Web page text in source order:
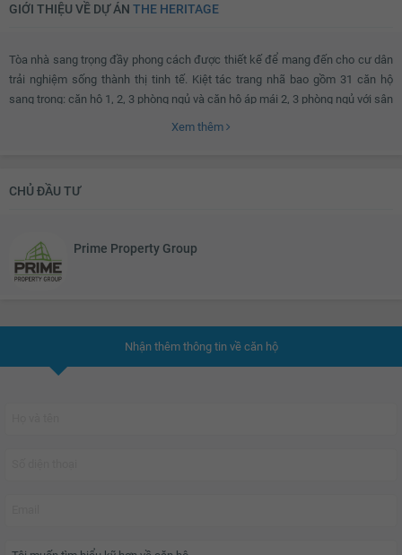
GIỚI THIỆU VỀ DỰ ÁN THE HERITAGE
Tòa nhà sang trọng đầy phong cách được thiết kế để mang đến cho cư dân
trải nghiệm sống thành thị tinh tế. Kiệt tác trang nhã bao gồm 31 căn hộ
sang trọng: căn hộ 1, 2, 3 phòng ngủ và căn hộ áp mái 2, 3 phòng ngủ với sân
gỗ cứng, phòng tắm lát đá cẩm thạch, nhà bếp chất lượng cao, tủ quần áo
âm tường và trần nhà cao hơn 3 mét, chỉ là một vài trong số rất nhiều lợi thế
Xem thêm
CHỦ ĐẦU TƯ
Prime Property Group
Nhận thêm thông tin về căn hộ